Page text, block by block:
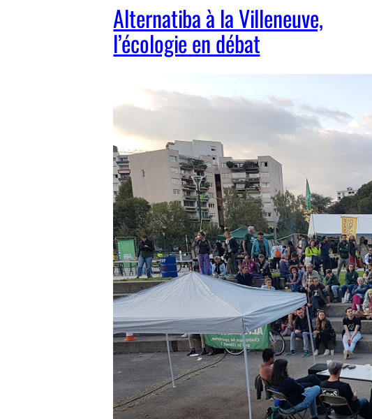
Alternatiba à la Villeneuve,
l’écologie en débat